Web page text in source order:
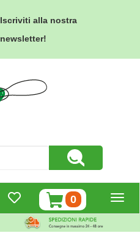
Iscriviti alla nostra
newsletter!
Cerca Prodotto
0prodotti
inseriti